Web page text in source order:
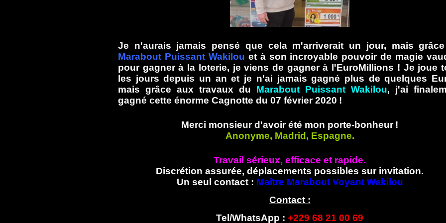
Je n'aurais jamais pensé que cela m'arriverait un jour, mais
Marabout Puissant Wakilou et à son incroyable pouvoir de magie
pour gagner à la loterie, je viens de gagner à l'EuroMillions ! Je joue
les jours depuis un an et je n'ai jamais gagné plus de quelques
mais grâce aux travaux du Marabout Puissant Wakilou, j'ai
gagné cette énorme Cagnotte du 07 février 2020 !
Merci monsieur d'avoir été mon porte-bonheur !
Anonyme, Madrid, Espagne.
Travail sérieux, efficace et rapide.
Discrétion assurée, déplacements possibles sur invitation.
Un seul contact : Maître Marabout Voyant Wakilou
Contact :
Tel/WhatsApp : +229 68 21 00 69